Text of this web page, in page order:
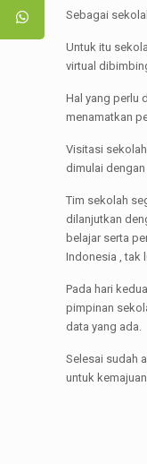
Sebagai
Untuk itu
virtual
Hal yang perlu
menamatkan
Visitasi
dimulai
Tim sekolah
dilanjutkan
belajar serta
Indonesia , tak
Pada hari
pimpinan
data yang ada.
Selesai sudah
untuk